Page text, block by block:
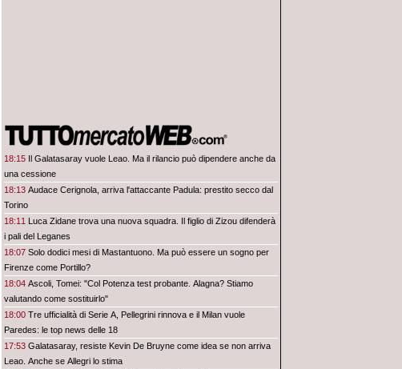
18:15 Il Galatasaray vuole Leao. Ma il rilancio può dipendere anche da
una cessione
18:13 Audace Cerignola, arriva l'attaccante Padula: prestito secco dal
Torino
18:11 Luca Zidane trova una nuova squadra. Il figlio di Zizou difenderà
i pali del Leganes
18:07 Solo dodici mesi di Mastantuono. Ma può essere un sogno per
Firenze come Portillo?
18:04 Ascoli, Tomei: "Col Potenza test probante. Alagna? Stiamo
valutando come sostituirlo"
18:00 Tre ufficialità di Serie A, Pellegrini rinnova e il Milan vuole
Paredes: le top news delle 18
17:53 Galatasaray, resiste Kevin De Bruyne come idea se non arriva
Leao. Anche se Allegri lo stima